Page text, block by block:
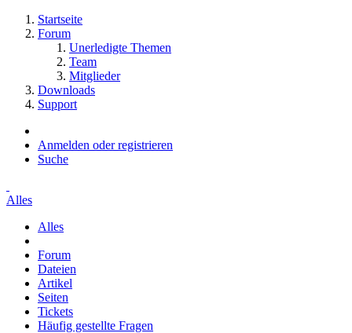
Startseite
Forum
Unerledigte Themen
Team
Mitglieder
Downloads
Support
Anmelden oder registrieren
Suche
Alles
Alles
Forum
Dateien
Artikel
Seiten
Tickets
Häufig gestellte Fragen